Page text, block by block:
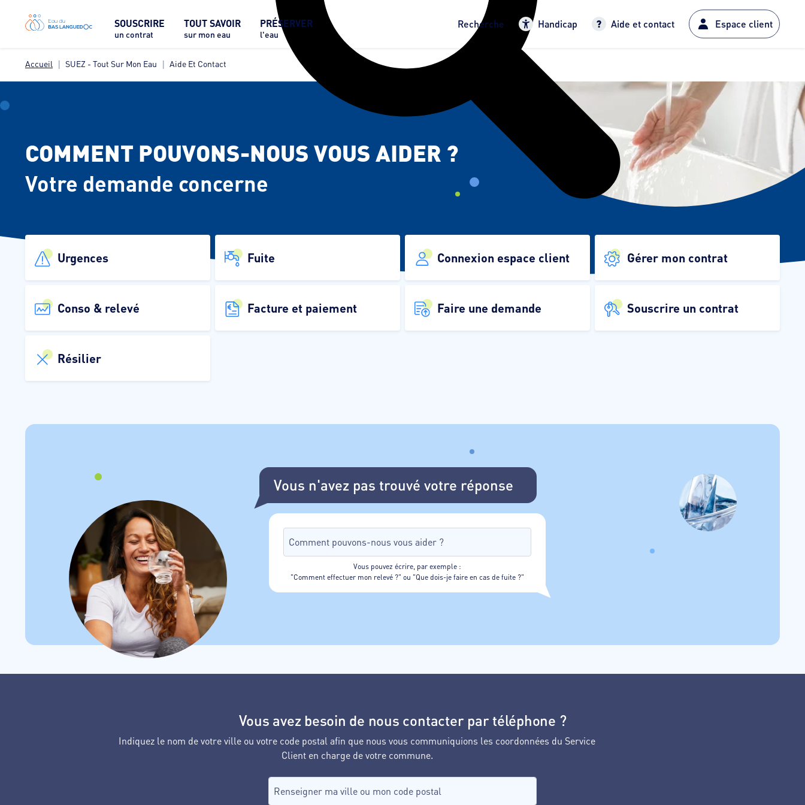
SOUSCRIRE
un contrat
TOUT SAVOIR
sur mon eau
PRÉSERVER
l'eau
Recherche Handicap Aide et contact Espace client
Accueil SUEZ - Tout Sur Mon Eau Aide Et Contact
COMMENT POUVONS-NOUS VOUS AIDER ?
Votre demande concerne
Urgences Fuite Connexion espace client Gérer mon contrat
Conso & relevé Facture et paiement Faire une demande Souscrire un contrat
Résilier
Vous n'avez pas trouvé votre réponse
Vous pouvez écrire, par exemple :
"Comment effectuer mon relevé ?" ou "Que dois-je faire en cas de fuite ?"
Vous avez besoin de nous contacter par téléphone ?
Indiquez le nom de votre ville ou votre code postal afin que nous vous communiquions les coordonnées du Service
Client en charge de votre commune.
Recherche de commune, tapez dans le champ puis sélectionnez dans la liste.